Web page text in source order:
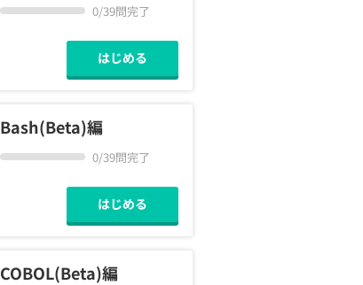
0/39問完了
はじめる
Bash(Beta)編
0/39問完了
はじめる
COBOL(Beta)編